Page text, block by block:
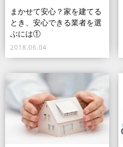
まかせて安心？家を建てる
とき、安心できる業者を選
ぶには①
2018.06.04